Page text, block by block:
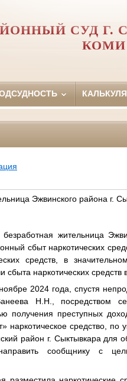
СУД Г.
КОМИ
Эжвинского района г.
жительница
сбыт наркотических
средств, в
наркотических средств
2024 года, спустя
Н.Н., посредством
получения преступных
наркотическое средство,
район г. Сыктывкара для
сообщнику с